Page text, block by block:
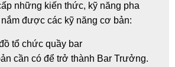
những kiến thức, kỹ năng pha
được các kỹ năng cơ bản:
tổ chức quầy bar
cần có để trở thành Bar Trưởng.